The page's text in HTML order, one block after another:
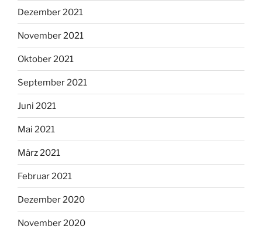
Dezember 2021
November 2021
Oktober 2021
September 2021
Juni 2021
Mai 2021
März 2021
Februar 2021
Dezember 2020
November 2020